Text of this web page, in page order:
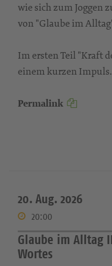
wie sich zum Joggen
von "Glaube im
Im ersten Teil "Kraft
einem kurzen
Permalink
20. Aug. 2026
20:00
Glaube im Alltag
Wortes